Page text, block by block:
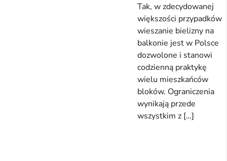
Tak, w zdecydowanej
większości przypadków
wieszanie bielizny na
balkonie jest w Polsce
dozwolone i stanowi
codzienną praktykę
wielu mieszkańców
bloków. Ograniczenia
wynikają przede
wszystkim z […]